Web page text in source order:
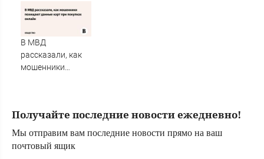
почему о её
конфликтах
В МВД
рассказали, как
мошенники
Получайте последние новости ежедневно!
Мы отправим вам последние новости прямо на ваш
почтовый ящик